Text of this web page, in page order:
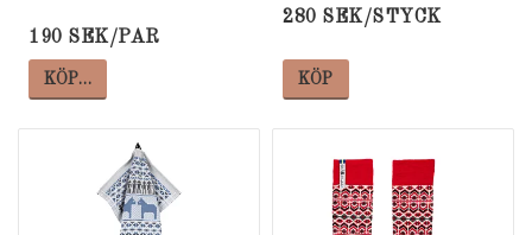
190 SEK/PAR
KÖP…
280 SEK/STYCK
KÖP